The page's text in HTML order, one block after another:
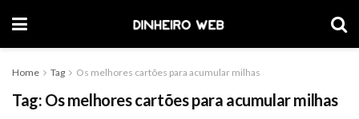
Home Tag Os melhores cartões para acumular milhas
Tag: Os melhores cartões para acumular milhas